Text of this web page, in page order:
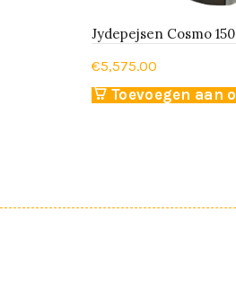
Jydepejsen Cosmo
€5,575.00
Toevoegen aan